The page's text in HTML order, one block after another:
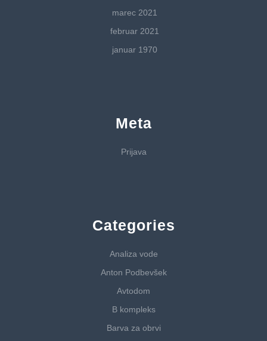
marec 2021
februar 2021
januar 1970
Meta
Prijava
Categories
Analiza vode
Anton Podbevšek
Avtodom
B kompleks
Barva za obrvi